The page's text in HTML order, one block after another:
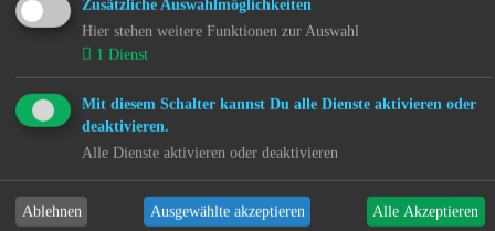
kannst du nur deine eigenen Beiträge bearbeiten oder
löschen. Du kannst einen Beitrag bearbeiten, indem du
das „Ändere Beitrag“-Symbol für den entsprechenden
Beitrag anklickst; eventuell ist dies nur für einen
begrenzten Zeitraum nach seiner Erstellung möglich.
Wenn bereits jemand auf deinen Beitrag geantwortet
überarbeitet gekennzeichnet. Es wird sowohl die Anzahl
als auch der letzte Zeitpunkt der Bearbeitungen
angezeigt. Dieser Hinweis erscheint nicht, wenn noch
niemand auf deinen Beitrag geantwortet hat oder wenn
Zusätzliche Auswahlmöglichkeiten
Hier stehen weitere Funktionen zur Auswahl
1 Dienst
Mit diesem Schalter kannst Du alle Dienste aktivieren oder
deaktivieren.
Alle Dienste aktivieren oder deaktivieren
Ablehnen Ausgewählte akzeptieren Alle Akzeptieren